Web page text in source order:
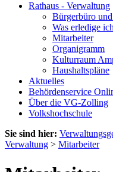
Rathaus - Verwaltung
Bürgerbüro
Was erledige
Mitarbeiter
Organigramm
Kulturraum
Haushaltspläne
Aktuelles
Behördenservice
Über die VG-Zolling
Volkshochschule
Sie sind hier:
Verwaltung > Mitarbeiter